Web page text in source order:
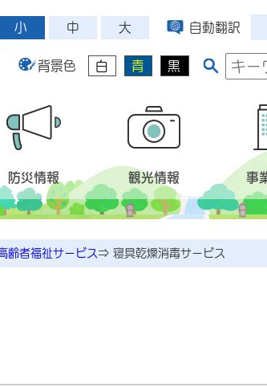
小 中 大 自動翻訳
背景色 白 青 黒
防災情報 観光情報 事
齢者福祉サービス ⇒ 寝具乾燥消毒サービス